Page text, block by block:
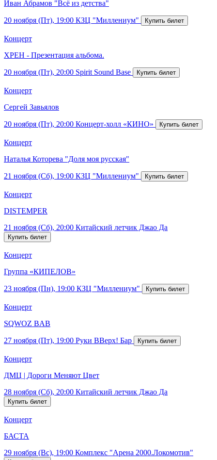
Иван Абрамов "Всё из детства"
20 ноября (Пт), 19:00 КЗЦ "Миллениум"
Концерт
ХРЕН - Презентация альбома.
20 ноября (Пт), 20:00 Spirit Sound Base
Концерт
Сергей Завьялов
20 ноября (Пт), 20:00 Концерт-холл «КИНО»
Концерт
Наталья Которева "Доля моя русская"
21 ноября (Сб), 19:00 КЗЦ "Миллениум"
Концерт
DISTEMPER
21 ноября (Сб), 20:00 Китайский летчик Джао Да
Концерт
Группа «КИПЕЛОВ»
23 ноября (Пн), 19:00 КЗЦ "Миллениум"
Концерт
SQWOZ BAB
27 ноября (Пт), 19:00 Руки ВВерх! Бар
Концерт
ДМЦ | Дороги Меняют Цвет
28 ноября (Сб), 20:00 Китайский летчик Джао Да
Концерт
БАСТА
29 ноября (Вс), 19:00 Комплекс "Арена 2000.Локомотив"